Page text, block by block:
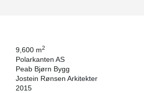
9,600 m2
Polarkanten AS
Peab Bjørn Bygg
Jostein Rønsen Arkitekter
2015